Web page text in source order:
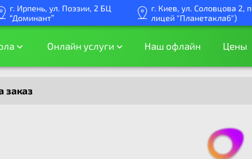
г. Ирпень, ул. Поэзии, 2 БЦ
“Доминант”
г. Киев, ул. Соловцова
лицей "Планетаклаб")
Онлайн услуги Наш офлайн Цены
заказ